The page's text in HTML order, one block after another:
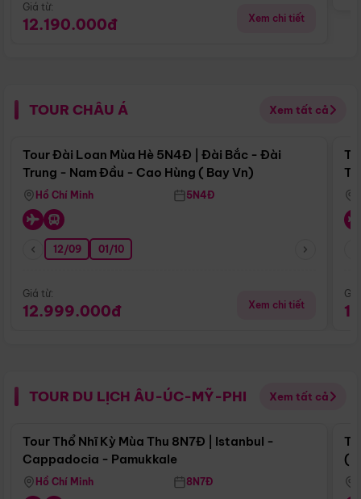
Giá từ:
12.190.000đ Xem chi tiết
TOUR CHÂU Á Xem tất cả
Điểm nổi bật
Tour Đài Loan Mùa Hè 5N4Đ | Đài Bắc - Đài
Trung - Nam Đầu - Cao Hùng ( Bay Vn)
Hồ Chí Minh 5N4Đ
12/09 01/10
Giá từ:
12.999.000đ Xem chi tiết
TOUR DU LỊCH ÂU-ÚC-MỸ-PHI Xem tất cả
Điểm nổi bật
Tour Thổ Nhĩ Kỳ Mùa Thu 8N7Đ | Istanbul -
Cappadocia - Pamukkale
Hồ Chí Minh 8N7Đ